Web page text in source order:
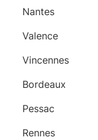
Nantes
Valence
Vincennes
Bordeaux
Pessac
Rennes